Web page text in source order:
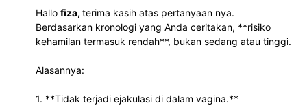
Hallo fiza, terima kasih atas pertanyaan nya.
Berdasarkan kronologi yang Anda ceritakan, **risiko
kehamilan termasuk rendah**, bukan sedang atau tinggi.
Alasannya:
1. **Tidak terjadi ejakulasi di dalam vagina.**